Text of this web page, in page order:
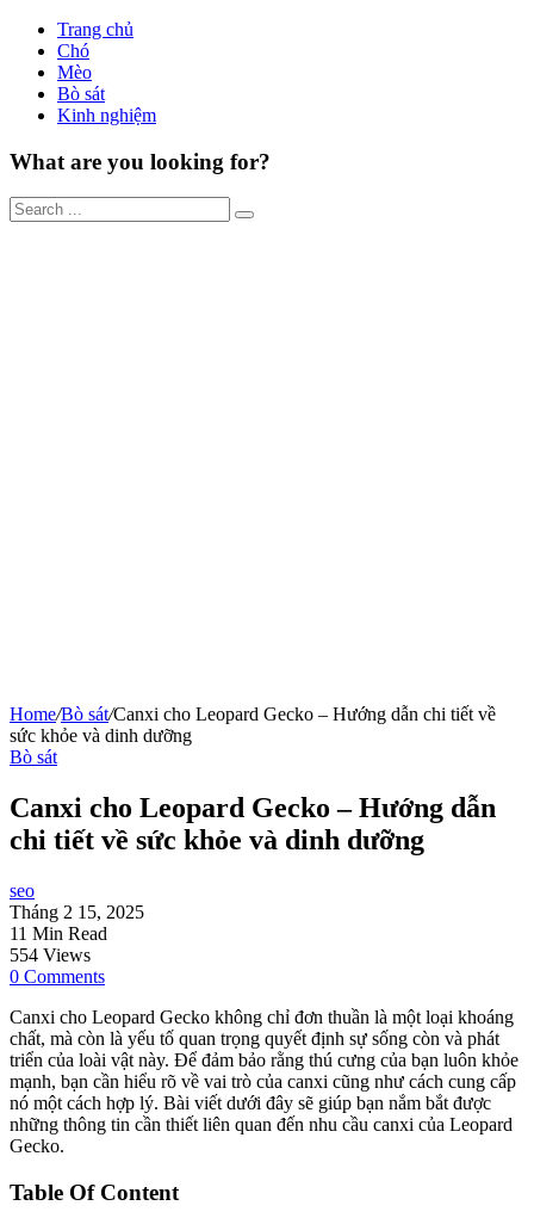
Trang chủ
Chó
Mèo
Bò sát
Kinh nghiệm
What are you looking for?
Home/Bò sát/Canxi cho Leopard Gecko – Hướng dẫn chi tiết về
sức khỏe và dinh dưỡng
Bò sát
Canxi cho Leopard Gecko – Hướng dẫn
chi tiết về sức khỏe và dinh dưỡng
seo
Tháng 2 15, 2025
11 Min Read
554 Views
0 Comments
Canxi cho Leopard Gecko không chỉ đơn thuần là một loại khoáng
chất, mà còn là yếu tố quan trọng quyết định sự sống còn và phát
triển của loài vật này. Để đảm bảo rằng thú cưng của bạn luôn khỏe
mạnh, bạn cần hiểu rõ về vai trò của canxi cũng như cách cung cấp
nó một cách hợp lý. Bài viết dưới đây sẽ giúp bạn nắm bắt được
những thông tin cần thiết liên quan đến nhu cầu canxi của Leopard
Gecko.
Table Of Content